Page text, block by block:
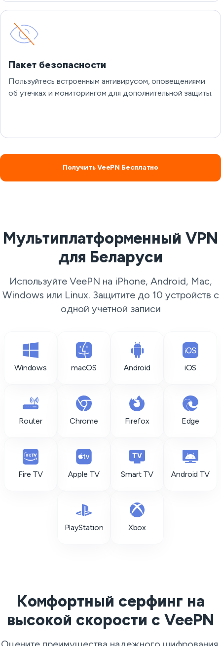
Пакет безопасности
Пользуйтесь встроенным антивирусом, оповещениями
об утечках и мониторингом для дополнительной защиты.
Получить VeePN Бесплатно
Мультиплатформенный VPN
для Беларуси
Используйте VeePN на iPhone, Android, Mac,
Windows или Linux. Защитите до 10 устройств с
одной учетной записи
Windows macOS Android iOS
Router Chrome Firefox Edge
Fire TV Apple TV Smart TV Android TV
PlayStation Xbox
Комфортный серфинг на
высокой скорости с VeePN